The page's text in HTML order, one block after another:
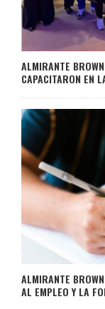
ALMIRANTE
CAPACITARON EN
ALMIRANTE
AL EMPLEO Y LA